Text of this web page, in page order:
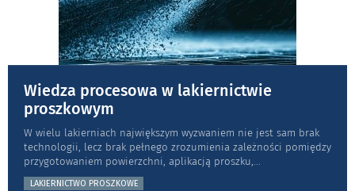
Wiedza procesowa w lakiernictwie
proszkowym
W wielu lakierniach największym wyzwaniem nie jest sam brak
technologii, lecz brak pełnego zrozumienia zależności pomiędzy
przygotowaniem powierzchni, aplikacją proszku,...
LAKIERNICTWO PROSZKOWE